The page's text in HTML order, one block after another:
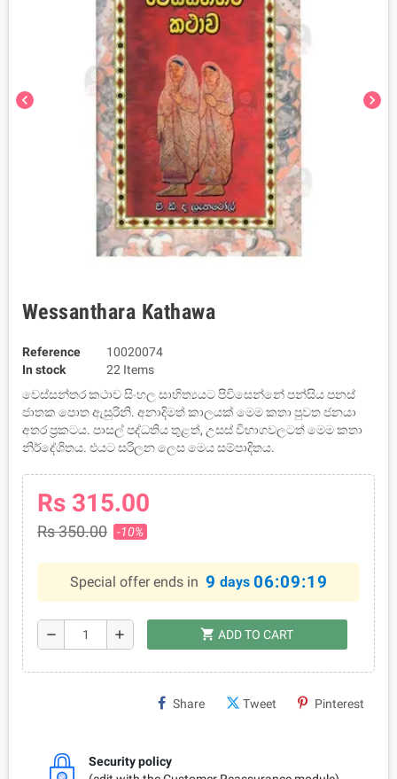
chevron_left chevron_right
Wessanthara Kathawa
Reference
10020074
In stock
22 Items
වෙස්සන්තර කථාව සිංහල සාහිත්‍යයට පිවිසෙන්නේ පන්සිය පනස්
ජාතක පොත ඇසුරිනි. අනාදිමත් කාලයක් මෙම කතා පුවත ජනයා
අතර ප‍්‍රකටය. පාසල් පද්ධතිය තුළත්, උසස් විභාගවලටත් මෙම කතා
නිර්දේශිතය. එයට සරිලන ලෙස මෙය සම්පාදිතය.
Rs 315.00
Rs 350.00 -10%
Special offer ends in 9 days 06:09:19
remove add shopping_cart ADD TO CART
Share Tweet Pinterest
Security policy